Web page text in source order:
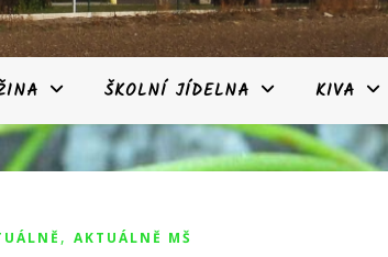
ŠKOLNÍ JÍDELNA KIVA
, AKTUÁLNĚ MŠ